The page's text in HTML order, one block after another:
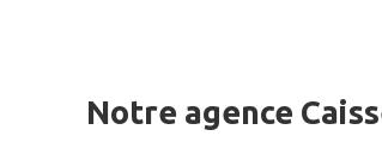
Notre agence